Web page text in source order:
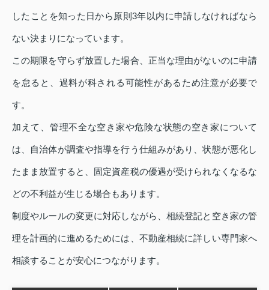
したことを知った日から原則3年以内に申請しなければなら
ない決まりになっています。
この期限を守らず放置した場合、正当な理由がないのに申請
を怠ると、過料が科される可能性があるため注意が必要で
す。
加えて、管理不全な空き家や危険な状態の空き家について
は、自治体が調査や指導を行う仕組みがあり、状態が悪化し
たまま放置すると、固定資産税の優遇が受けられなくなるな
どの不利益が生じる場合もあります。
制度やルールの変更に対応しながら、相続登記と空き家の管
理を計画的に進めるためには、不動産相続に詳しい専門家へ
相談することが安心につながります。